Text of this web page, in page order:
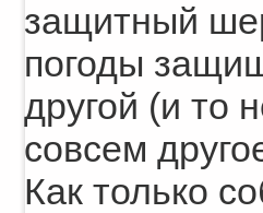
защитный
погоды
другой (и то
совсем
Как только